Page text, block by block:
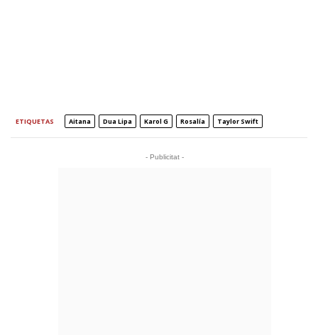
ETIQUETAS Aitana Dua Lipa Karol G Rosalía Taylor Swift
- Publicitat -